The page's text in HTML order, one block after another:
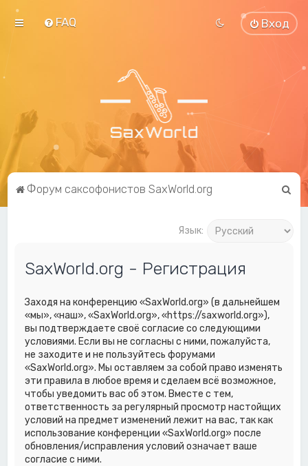
FAQ Вход
Форум саксофонистов SaxWorld.org
Язык:
SaxWorld.org - Регистрация
Заходя на конференцию «SaxWorld.org» (в дальнейшем
«мы», «наш», «SaxWorld.org», «https://saxworld.org»),
вы подтверждаете своё согласие со следующими
условиями. Если вы не согласны с ними, пожалуйста,
не заходите и не пользуйтесь форумами
«SaxWorld.org». Мы оставляем за собой право изменять
эти правила в любое время и сделаем всё возможное,
чтобы уведомить вас об этом. Вместе с тем,
ответственность за регулярный просмотр настойщих
условий на предмет изменений лежит на вас, так как
использование конференции «SaxWorld.org» после
обновления/исправления условий означает ваше
согласие с ними.